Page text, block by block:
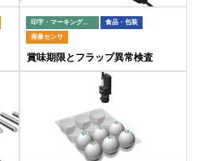
印字・マーキング検査
食品・包装
画像センサ
賞味期限とフラップ異常検査